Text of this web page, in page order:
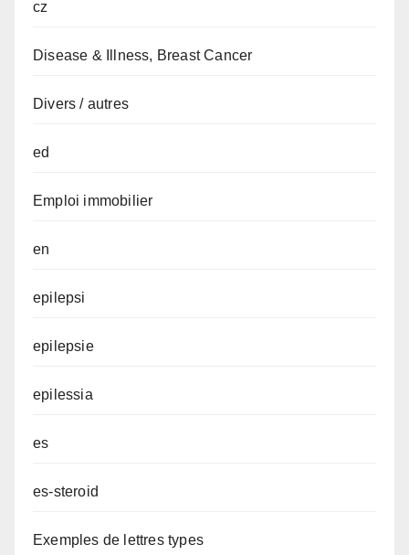
cz
Disease & Illness, Breast Cancer
Divers / autres
ed
Emploi immobilier
en
epilepsi
epilepsie
epilessia
es
es-steroid
Exemples de lettres types